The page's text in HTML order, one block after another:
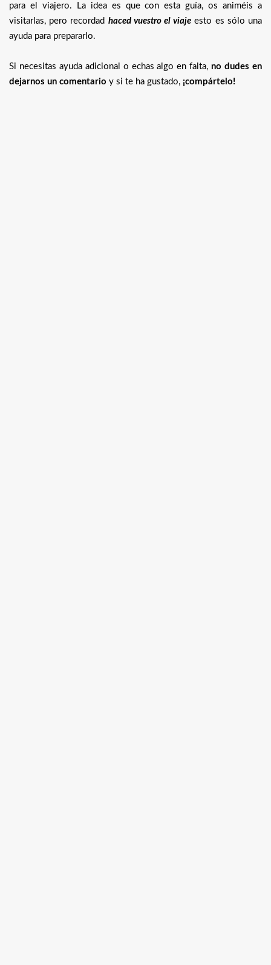
para el viajero. La idea es que con esta guía, os animéis a
visitarlas, pero recordad haced vuestro el viaje esto es sólo una
ayuda para prepararlo.
Si necesitas ayuda adicional o echas algo en falta, no dudes en
dejarnos un comentario y si te ha gustado, ¡compártelo!